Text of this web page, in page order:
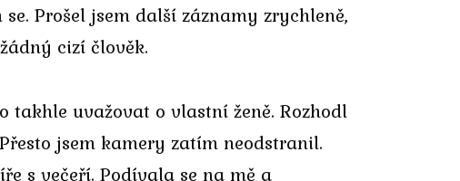
Prošel jsem další záznamy zrychleně,
cizí člověk.
takhle uvažovat o vlastní ženě. Rozhodl
jsem kamery zatím neodstranil.
s večeří. Podívala se na mě a